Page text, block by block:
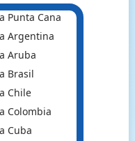
Punta Cana
Argentina
Aruba
Brasil
Chile
Colombia
Cuba